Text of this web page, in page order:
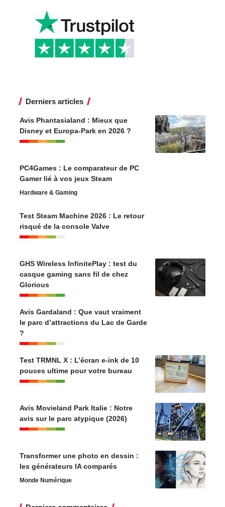
Derniers articles
Avis Phantasialand : Mieux que
Disney et Europa-Park en 2026 ?
PC4Games : Le comparateur de PC
Gamer lié à vos jeux Steam
Hardware & Gaming
Test Steam Machine 2026 : Le retour
risqué de la console Valve
GHS Wireless InfinitePlay : test du
casque gaming sans fil de chez
Glorious
Avis Gardaland : Que vaut vraiment
le parc d’attractions du Lac de Garde
?
Test TRMNL X : L’écran e-ink de 10
pouces ultime pour votre bureau
Avis Movieland Park Italie : Notre
avis sur le parc atypique (2026)
Transformer une photo en dessin :
les générateurs IA comparés
Monde Numérique